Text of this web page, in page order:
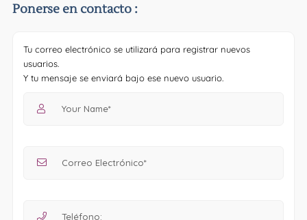
Ponerse en contacto :
Tu correo electrónico se utilizará para registrar nuevos
usuarios.
Y tu mensaje se enviará bajo ese nuevo usuario.